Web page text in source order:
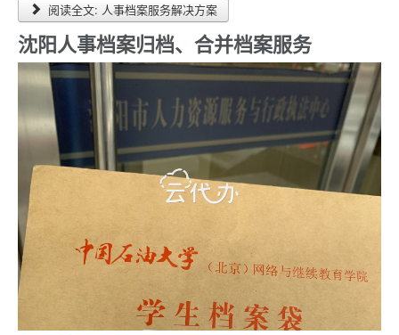
阅读全文: 人事档案服务解决方案
沈阳人事档案归档、合并档案服务